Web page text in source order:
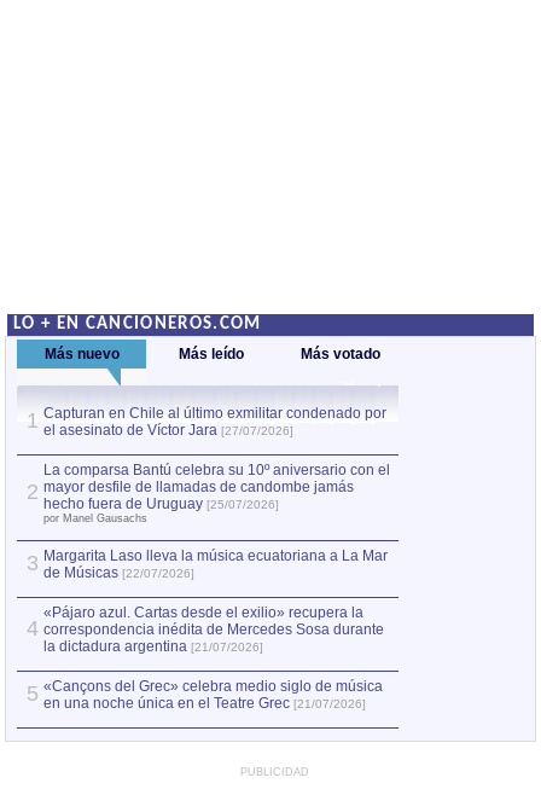
LO + EN CANCIONEROS.COM
Más nuevo Más leído Más votado
1 Capturan en Chile al último exmilitar condenado por
el asesinato de Víctor Jara [27/07/2026]
2
La comparsa Bantú celebra su 10º aniversario con el
mayor desfile de llamadas de candombe jamás
hecho fuera de Uruguay [25/07/2026]
por Manel Gausachs
3 Margarita Laso lleva la música ecuatoriana a La Mar
de Músicas [22/07/2026]
4
«Pájaro azul. Cartas desde el exilio» recupera la
correspondencia inédita de Mercedes Sosa durante
la dictadura argentina [21/07/2026]
5 «Cançons del Grec» celebra medio siglo de música
en una noche única en el Teatre Grec [21/07/2026]
PUBLICIDAD